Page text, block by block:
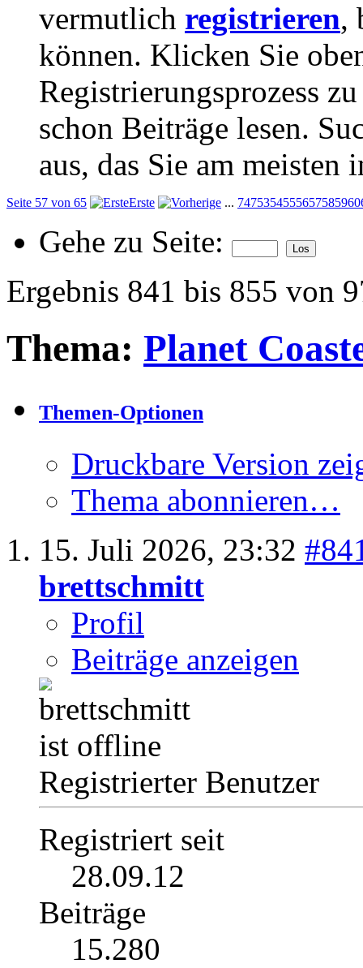
vermutlich registrieren,
können. Klicken Sie
Registrierungsprozess
schon Beiträge lesen.
aus, das Sie am meisten
Seite 57 von 65 Erste ... 7475354555657585960
Gehe zu Seite:
Ergebnis 841 bis 855 von
Thema: Planet
Themen-Optionen
Druckbare Version
Thema abonnieren…
15. Juli 2026, 23:32
brettschmitt
Profil
Beiträge anzeigen
Registrierter Benutzer
Registriert seit
28.09.12
Beiträge
15.280